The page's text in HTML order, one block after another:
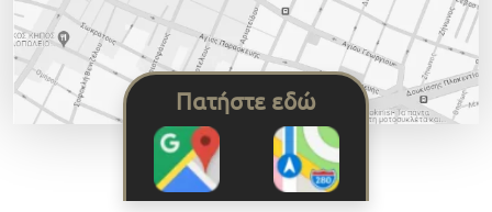
Πατήστε εδώ